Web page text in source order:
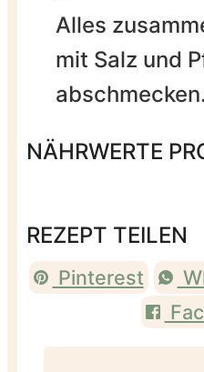
Alles
mit Salz und
abschmecken.
NÄHRWERTE
REZEPT TEILEN
Pinterest